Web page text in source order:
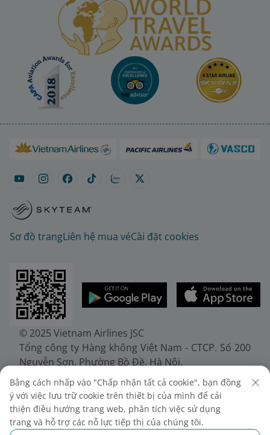
Sơ đồ trangLiên hệ mua véCài đặt cookies
© 2025 Vietnam Airlines JSC
Tổng công ty Hàng không Việt Nam - CTCP. Số 200
Nguyễn Sơn, Phường Bồ Đề, Hà Nội.
Điện thoại: (+84-24) 38272289. Fax: (+84-24)
38722375
Giấy chứng nhận đăng ký doanh nghiệp, mã số
doanh nghiệp 0100107518, đăng ký lần đầu ngày
Bằng cách nhấp vào "Chấp nhận tất cả cookie", bạn đồng
ý với việc lưu trữ cookie trên thiết bị của mình để cải
thiện điều hướng trang web, phân tích việc sử dụng
trang và hỗ trợ các nỗ lực tiếp thị của chúng tôi.